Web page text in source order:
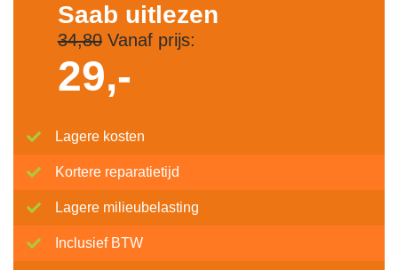
Saab uitlezen
34,80Vanaf prijs:
29,-
Lagere kosten
Kortere reparatietijd
Lagere milieubelasting
Inclusief BTW